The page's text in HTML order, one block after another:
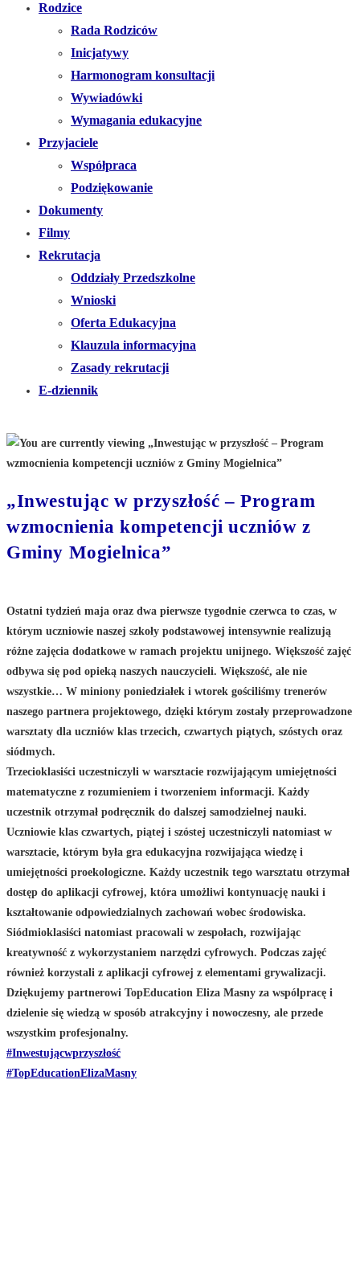
Rodzice
Rada Rodziców
Inicjatywy
Harmonogram konsultacji
Wywiadówki
Wymagania edukacyjne
Przyjaciele
Współpraca
Podziękowanie
Dokumenty
Filmy
Rekrutacja
Oddziały Przedszkolne
Wnioski
Oferta Edukacyjna
Klauzula informacyjna
Zasady rekrutacji
E-dziennik
„Inwestując w przyszłość – Program
wzmocnienia kompetencji uczniów z
Gminy Mogielnica”
Ostatni tydzień maja oraz dwa pierwsze tygodnie czerwca to czas, w
którym uczniowie naszej szkoły podstawowej intensywnie realizują
różne zajęcia dodatkowe w ramach projektu unijnego. Większość zajęć
odbywa się pod opieką naszych nauczycieli. Większość, ale nie
wszystkie… W miniony poniedziałek i wtorek gościliśmy trenerów
naszego partnera projektowego, dzięki którym zostały przeprowadzone
warsztaty dla uczniów klas trzecich, czwartych piątych, szóstych oraz
siódmych.
Trzecioklasiści uczestniczyli w warsztacie rozwijającym umiejętności
matematyczne z rozumieniem i tworzeniem informacji. Każdy
uczestnik otrzymał podręcznik do dalszej samodzielnej nauki.
Uczniowie klas czwartych, piątej i szóstej uczestniczyli natomiast w
warsztacie, którym była gra edukacyjna rozwijająca wiedzę i
umiejętności proekologiczne. Każdy uczestnik tego warsztatu otrzymał
dostęp do aplikacji cyfrowej, która umożliwi kontynuację nauki i
kształtowanie odpowiedzialnych zachowań wobec środowiska.
Siódmioklasiści natomiast pracowali w zespołach, rozwijając
kreatywność z wykorzystaniem narzędzi cyfrowych. Podczas zajęć
również korzystali z aplikacji cyfrowej z elementami grywalizacji.
Dziękujemy partnerowi TopEducation Eliza Masny za wspólpracę i
dzielenie się wiedzą w sposób atrakcyjny i nowoczesny, ale przede
wszystkim profesjonalny.
#Inwestującwprzyszłość
#TopEducationElizaMasny